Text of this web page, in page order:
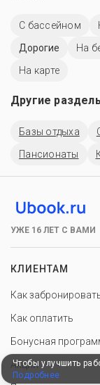
C бассейном
Дорогие
На
На карте
Другие
Базы отдыха
Пансионаты
УЖЕ 16 ЛЕТ С ВАМИ
КЛИЕНТАМ
Как
Как оплатить
Бонусная
Акции
Чтобы улучшить
Подробнее